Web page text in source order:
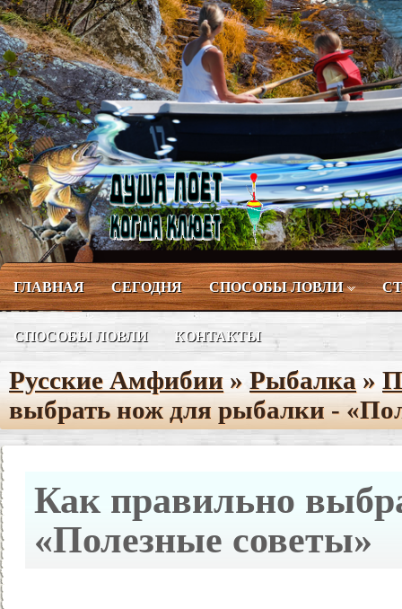
ГЛАВНАЯ СЕГОДНЯ СПОСОБЫ ЛОВЛИ
СПОСОБЫ ЛОВЛИ КОНТАКТЫ
Русские Амфибии » Рыбалка »
выбрать нож для рыбалки -
Как правильно
«Полезные советы»